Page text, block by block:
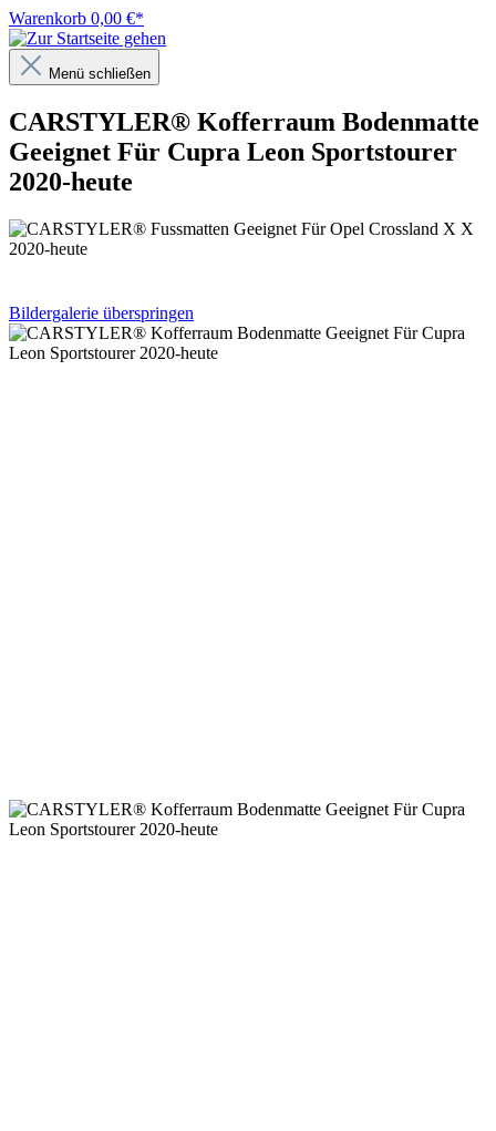
Warenkorb 0,00 €*
Menü schließen
CARSTYLER® Kofferraum Bodenmatte
Geeignet Für Cupra Leon Sportstourer
2020-heute
Bildergalerie überspringen